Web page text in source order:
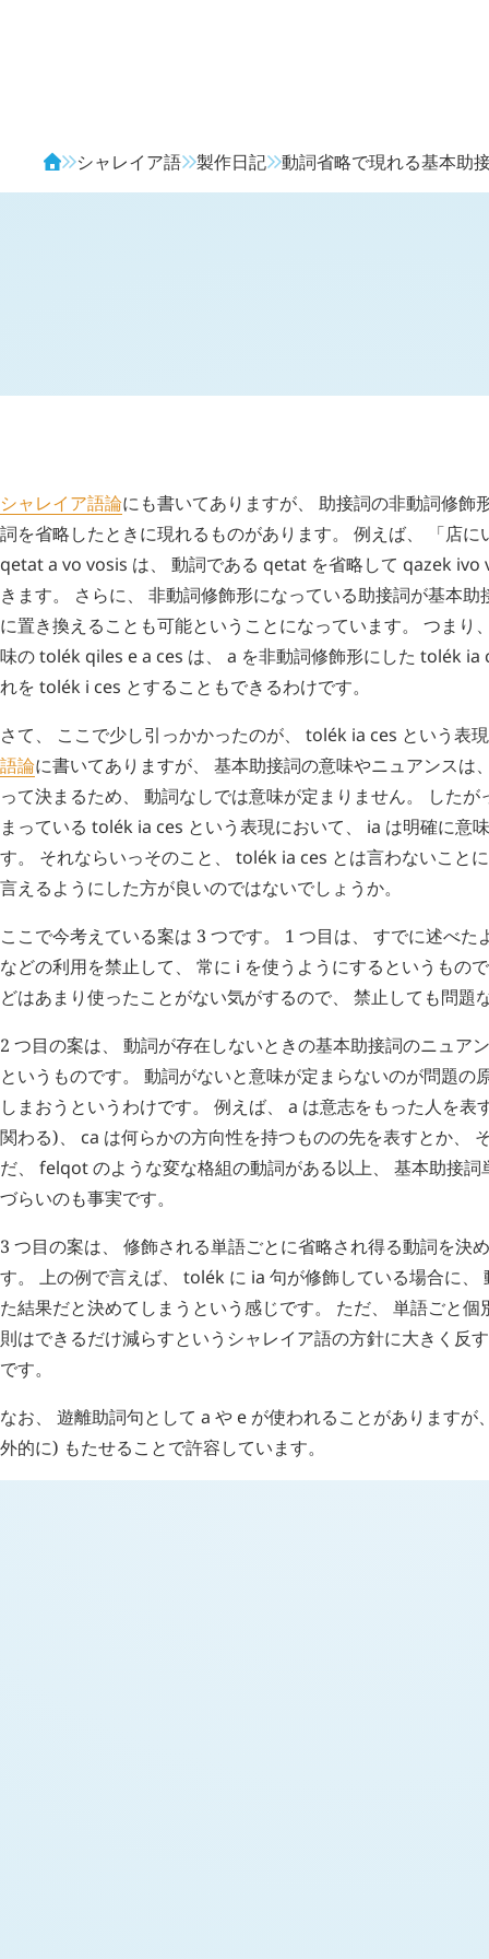
シャレイア語 製作日記 動詞省略で現れる基本助
シャレイア語論にも書いてありますが、 助接詞の非動詞修飾
詞を省略したときに現れるものがあります。 例えば、 「店
qetata vo vosis は、 動詞である qetat を省略して qazek ivo
きます。 さらに、 非動詞修飾形になっている助接詞が基本
に置き換えることも可能ということになっています。 つまり
味のtolék qiles ea ces は、 a を非動詞修飾形にした tolék ia
れを tolék i ces とすることもできるわけです。
さて、 ここで少し引っかかったのが、 tolék ia ces という表
語論に書いてありますが、 基本助接詞の意味やニュアンスは
って決まるため、 動詞なしでは意味が定まりません。 した
まっている tolék ia ces という表現において、 ia は明確に意
す。 それならいっそのこと、 tolék ia ces とは言わないこと
言えるようにした方が良いのではないでしょうか。
ここで今考えている案は 3 つです。 1 つ目は、 すでに述べ
などの利用を禁止して、 常に i を使うようにするというもの
どはあまり使ったことがない気がするので、 禁止しても問題
2 つ目の案は、 動詞が存在しないときの基本助接詞のニュア
というものです。 動詞がないと意味が定まらないのが問題の
しまおうというわけです。 例えば、 a は意志をもった人を表
関わる)、 ca は何らかの方向性を持つものの先を表すとか、
だ、 felqotのような変な格組の動詞がある以上、 基本助接
づらいのも事実です。
3 つ目の案は、 修飾される単語ごとに省略され得る動詞を決
す。 上の例で言えば、 tolék に ia 句が修飾している場合に、
た結果だと決めてしまうという感じです。 ただ、 単語ごと
則はできるだけ減らすというシャレイア語の方針に大きく反
です。
なお、 遊離助詞句として a や e が使われることがありますが
外的に) もたせることで許容しています。